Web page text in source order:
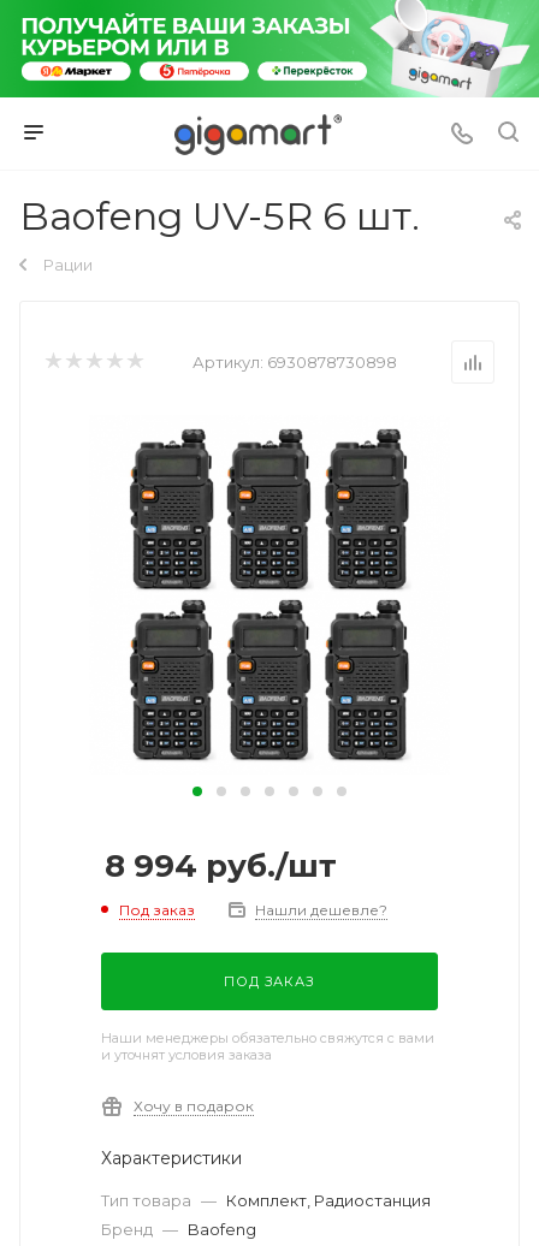
Baofeng UV-5R 6 шт.
Рации
Артикул: 6930878730898
8 994 руб./шт
Под заказ Нашли дешевле?
ПОД ЗАКАЗ
Наши менеджеры обязательно свяжутся с вами
и уточнят условия заказа
Хочу в подарок
Характеристики
Тип товара — Комплект, Радиостанция
Бренд — Baofeng